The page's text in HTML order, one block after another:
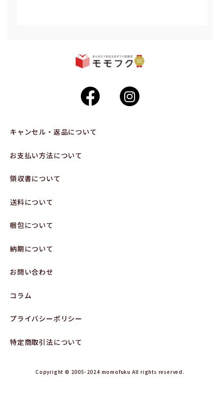
キャンセル・返品について
お支払い方法について
領収書について
送料について
梱包について
納期について
お問い合わせ
コラム
プライバシーポリシー
特定商取引法について
Copyright © 2005-2024 momofuku All rights reserved.